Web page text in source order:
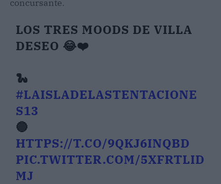
concursante.
LOS TRES MOODS DE VILLA
DESEO 😂❤️
🐍
#LAISLADELASTENTACIONE
S13
🔵
HTTPS://T.CO/9QKJ6INQBD
PIC.TWITTER.COM/5XFRTLID
MJ